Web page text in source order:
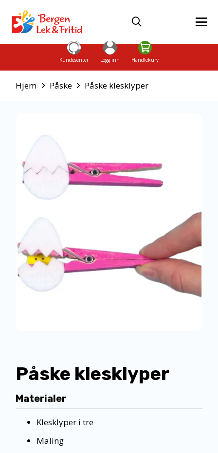
Kundesenter Logg inn Handlekurv
Hjem Påske Påske klesklyper
Påske klesklyper
Materialer
Klesklyper i tre
Maling